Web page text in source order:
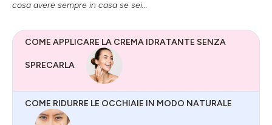
cosa avere sempre in casa se sei...
COME APPLICARE LA CREMA IDRATANTE SENZA
SPRECARLA
COME RIDURRE LE OCCHIAIE IN MODO NATURALE